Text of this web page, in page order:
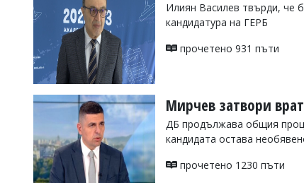
редакцията
отговорност
откриете
коментар,
сигнализирайте
Илиян Василев твърди, че
кандидатура на ГЕРБ
прочетено 931 пъти
Мирчев затвори
ДБ продължава общия
кандидата остава
прочетено 1230 пъти